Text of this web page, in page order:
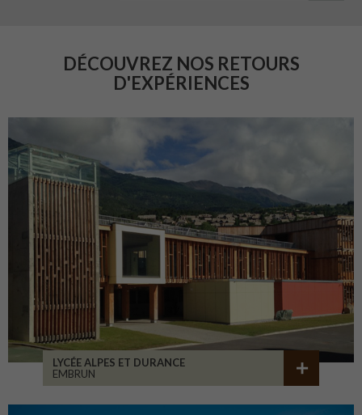
DÉCOUVREZ NOS RETOURS
D'EXPÉRIENCES
LYCÉE ALPES ET DURANCE
EMBRUN